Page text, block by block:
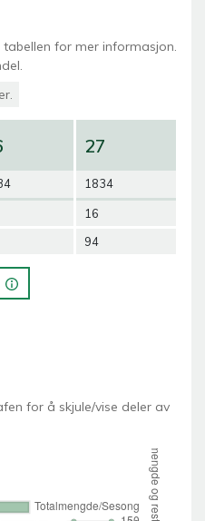
tabellen for mer informasjon.
27
1834
16
94
for å skjule/vise deler av